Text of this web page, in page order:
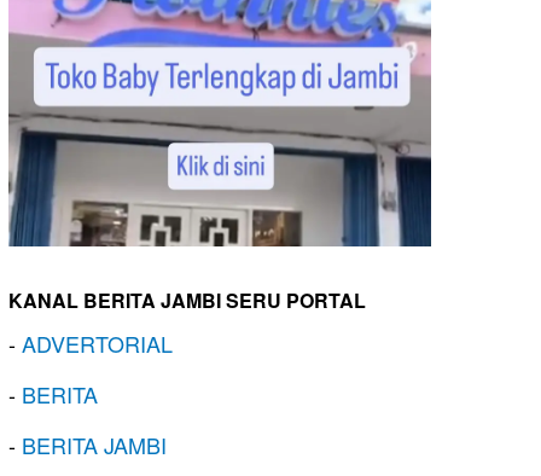
KANAL BERITA JAMBI SERU PORTAL
-ADVERTORIAL
- BERITA
- BERITA JAMBI